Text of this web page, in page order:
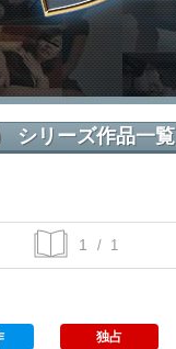
シリーズ作品一覧
/ 1
独占